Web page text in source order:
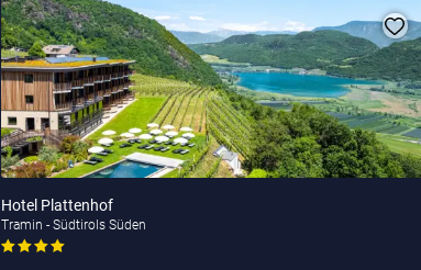
Hotel Plattenhof
Tramin - Südtirols Süden